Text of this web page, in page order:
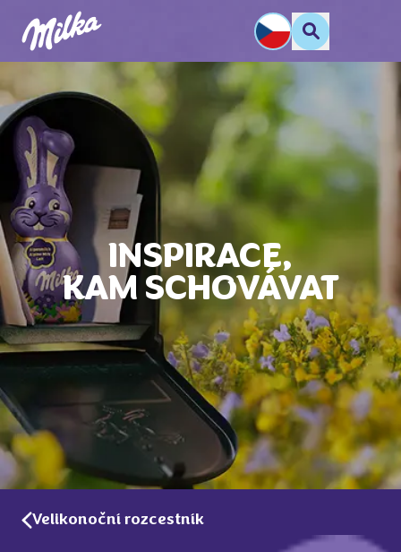
INSPIRACE,
KAM SCHOVÁVAT
Velikonoční rozcestník